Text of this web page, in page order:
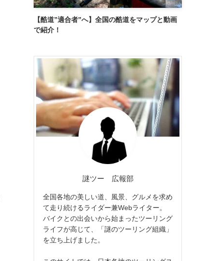
【酷道”適合者”へ】全国の酷道をマップと動画
で紹介！
謎ツー 広報部
全国各地の美しい道、風景、グルメを求め
て走り続けるライダー兼Webライター。
バイクとの出会いから始まったツーリング
ライフが高じて、「謎のツーリング組織」
を立ち上げました。